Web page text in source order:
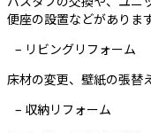
便座の設置などがあります
– リビングリフォーム
床材の変更、壁紙の張替
– 収納リフォーム